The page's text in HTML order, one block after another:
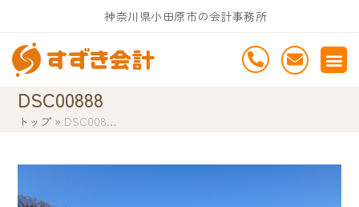
content
神奈川県小田原市の会計事務所
DSC00888
トップ » DSC008…